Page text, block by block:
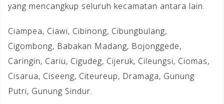
yang mencangkup seluruh kecamatan antara lain.
Ciampea, Ciawi, Cibinong, Cibungbulang,
Cigombong, Babakan Madang, Bojonggede,
Caringin, Cariu, Cigudeg, Cijeruk, Cileungsi, Ciomas,
Cisarua, Ciseeng, Citeureup, Dramaga, Gunung
Putri, Gunung Sindur.